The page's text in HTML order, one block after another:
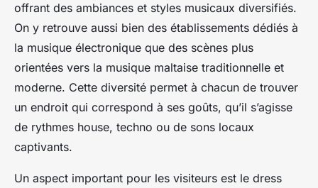
offrant des ambiances et styles musicaux diversifiés.
On y retrouve aussi bien des établissements dédiés à
la musique électronique que des scènes plus
orientées vers la musique maltaise traditionnelle et
moderne. Cette diversité permet à chacun de trouver
un endroit qui correspond à ses goûts, qu’il s’agisse
de rythmes house, techno ou de sons locaux
captivants.
Un aspect important pour les visiteurs est le dress